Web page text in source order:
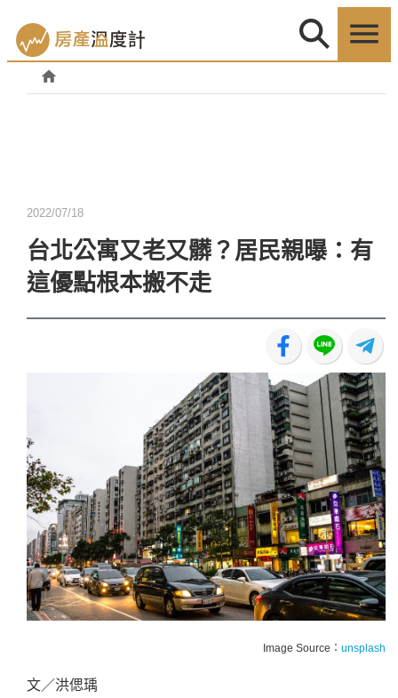
2022/07/18
台北公寓又老又髒？居民親曝：有
這優點根本搬不走
Image Source： unsplash
文／洪偲瑀